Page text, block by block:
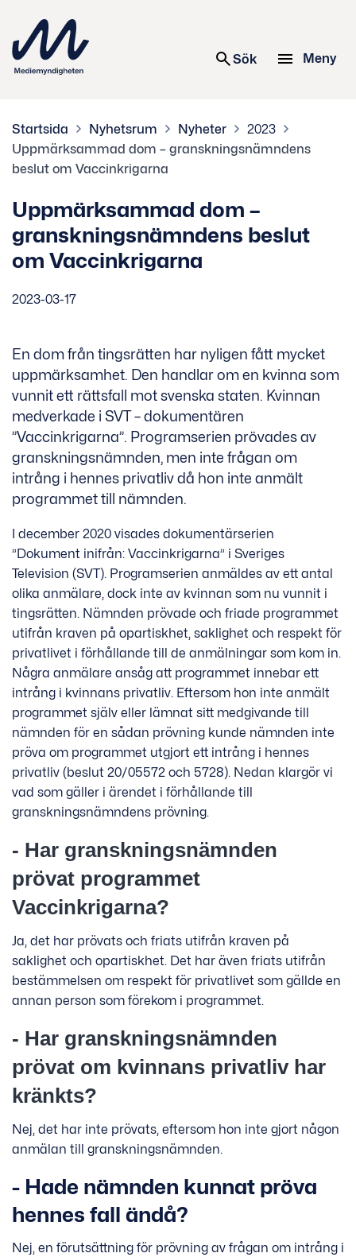
Sök Meny
Startsida Nyhetsrum Nyheter
2023
Uppmärksammad dom – granskningsnämndens
beslut om Vaccinkrigarna
Uppmärksammad dom –
granskningsnämndens beslut
om Vaccinkrigarna
2023-03-17
En dom från tingsrätten har nyligen fått mycket
uppmärksamhet. Den handlar om en kvinna som
vunnit ett rättsfall mot svenska staten. Kvinnan
medverkade i SVT – dokumentären
”Vaccinkrigarna”. Programserien prövades av
granskningsnämnden, men inte frågan om
intrång i hennes privatliv då hon inte anmält
programmet till nämnden.
I december 2020 visades dokumentärserien
”Dokument inifrån: Vaccinkrigarna” i Sveriges
Television (SVT). Programserien anmäldes av ett antal
olika anmälare, dock inte av kvinnan som nu vunnit i
tingsrätten. Nämnden prövade och friade programmet
utifrån kraven på opartiskhet, saklighet och respekt för
privatlivet i förhållande till de anmälningar som kom in.
Några anmälare ansåg att programmet innebar ett
intrång i kvinnans privatliv. Eftersom hon inte anmält
programmet själv eller lämnat sitt medgivande till
nämnden för en sådan prövning kunde nämnden inte
pröva om programmet utgjort ett intrång i hennes
privatliv (beslut 20/05572 och 5728). Nedan klargör vi
vad som gäller i ärendet i förhållande till
granskningsnämndens prövning.
- Har granskningsnämnden
prövat programmet
Vaccinkrigarna?
Ja, det har prövats och friats utifrån kraven på
saklighet och opartiskhet. Det har även friats utifrån
bestämmelsen om respekt för privatlivet som gällde en
annan person som förekom i programmet.
- Har granskningsnämnden
prövat om kvinnans privatliv har
kränkts?
Nej, det har inte prövats, eftersom hon inte gjort någon
anmälan till granskningsnämnden.
- Hade nämnden kunnat pröva
hennes fall ändå?
Nej, en förutsättning för prövning av frågan om intrång i